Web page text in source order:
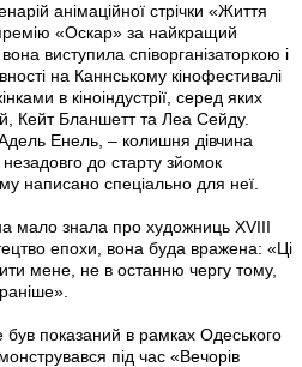
анімаційної стрічки «Життя
«Оскар» за найкращий
виступила співорганізаторкою і
на Каннському кінофестивалі
в кіноіндустрії, серед яких
Кейт Бланшетт та Леа Сейду.
Енель, – колишня дівчина
до старту зйомок
написано спеціально для неї.
мало знала про художниць XVIII
епохи, вона буда вражена: «Ці
мене, не в останню чергу тому,
раніше».
був показаний в рамках Одеського
під час «Вечорів